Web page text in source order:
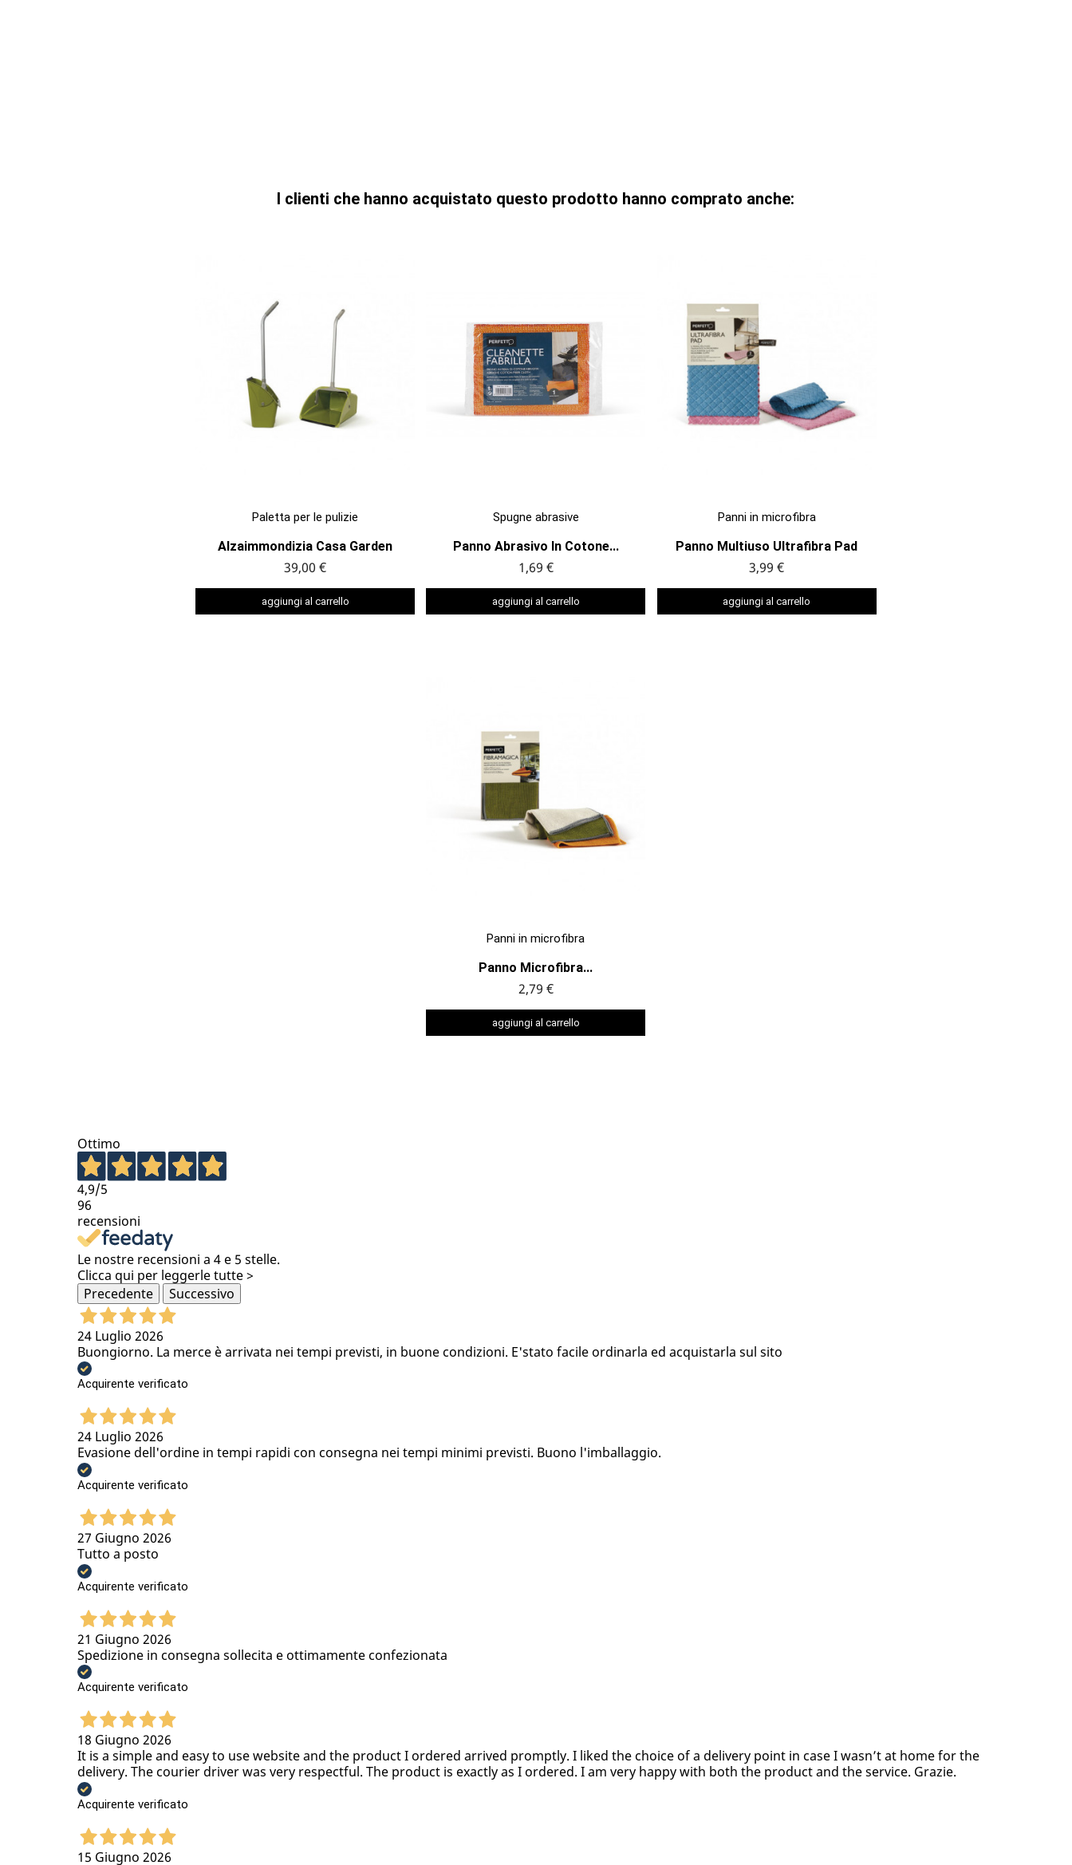
I clienti che hanno acquistato questo prodotto hanno comprato anche:
Paletta per le pulizie
Alzaimmondizia Casa Garden
39,00 €
aggiungi al carrello
ANTEPRIMA Spugne abrasive
Panno Abrasivo In Cotone...
1,69 €
aggiungi al carrello
ANTEPRIMA Panni in microfibra
Panno Multiuso Ultrafibra Pad
3,99 €
aggiungi al carrello
ANTEPRIMA
Panni in microfibra
Panno Microfibra...
2,79 €
aggiungi al carrello
ANTEPRIMA
Ottimo
4,9/5
96
recensioni
Le nostre recensioni a 4 e 5 stelle.
Clicca qui per leggerle tutte >
Precedente
Successivo
24 Luglio 2026
Buongiorno. La merce è arrivata nei tempi previsti, in buone condizioni. E'stato facile ordinarla ed acquistarla sul sito
Acquirente verificato
24 Luglio 2026
Evasione dell'ordine in tempi rapidi con consegna nei tempi minimi previsti. Buono l'imballaggio.
Acquirente verificato
27 Giugno 2026
Tutto a posto
Acquirente verificato
21 Giugno 2026
Spedizione in consegna sollecita e ottimamente confezionata
Acquirente verificato
18 Giugno 2026
It is a simple and easy to use website and the product I ordered arrived promptly. I liked the choice of a delivery point in case I wasn’t at home for the
delivery. The courier driver was very respectful. The product is exactly as I ordered. I am very happy with both the product and the service. Grazie.
Acquirente verificato
15 Giugno 2026